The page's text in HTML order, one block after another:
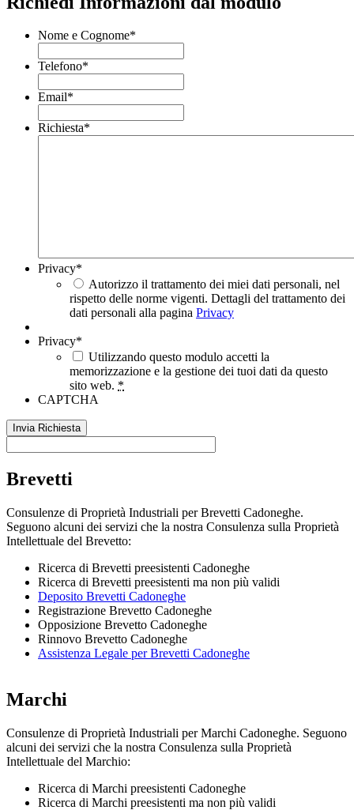
Nome e Cognome*
Telefono*
Email*
Richiesta*
Privacy*
Autorizzo il trattamento dei miei dati personali, nel
rispetto delle norme vigenti. Dettagli del trattamento dei
dati personali alla pagina Privacy
Privacy*
Utilizzando questo modulo accetti la
memorizzazione e la gestione dei tuoi dati da questo
sito web. *
CAPTCHA
Brevetti
Consulenze di Proprietà Industriali per Brevetti Cadoneghe.
Seguono alcuni dei servizi che la nostra Consulenza sulla Proprietà
Intellettuale del Brevetto:
Ricerca di Brevetti preesistenti Cadoneghe
Ricerca di Brevetti preesistenti ma non più validi
Deposito Brevetti Cadoneghe
Registrazione Brevetto Cadoneghe
Opposizione Brevetto Cadoneghe
Rinnovo Brevetto Cadoneghe
Assistenza Legale per Brevetti Cadoneghe
Marchi
Consulenze di Proprietà Industriali per Marchi Cadoneghe. Seguono
alcuni dei servizi che la nostra Consulenza sulla Proprietà
Intellettuale del Marchio:
Ricerca di Marchi preesistenti Cadoneghe
Ricerca di Marchi preesistenti ma non più validi